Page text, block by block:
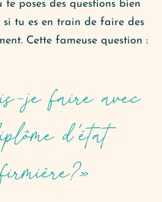
te poses des questions bien
tu es en train de faire des
Cette fameuse question :
je faire avec
d’état